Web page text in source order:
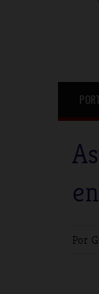
Por